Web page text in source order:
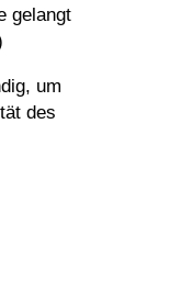
gelangt
um
des